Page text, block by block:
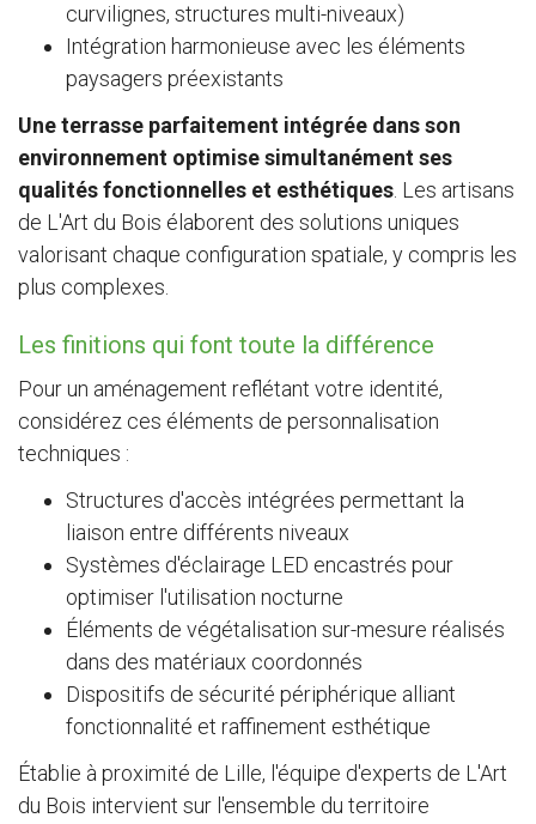
curvilignes, structures multi-niveaux)
Intégration harmonieuse avec les éléments
paysagers préexistants
Une terrasse parfaitement intégrée dans son
environnement optimise simultanément ses
qualités fonctionnelles et esthétiques. Les artisans
de L'Art du Bois élaborent des solutions uniques
valorisant chaque configuration spatiale, y compris les
plus complexes.
Les finitions qui font toute la différence
Pour un aménagement reflétant votre identité,
considérez ces éléments de personnalisation
techniques :
Structures d'accès intégrées permettant la
liaison entre différents niveaux
Systèmes d'éclairage LED encastrés pour
optimiser l'utilisation nocturne
Éléments de végétalisation sur-mesure réalisés
dans des matériaux coordonnés
Dispositifs de sécurité périphérique alliant
fonctionnalité et raffinement esthétique
Établie à proximité de Lille, l'équipe d'experts de L'Art
du Bois intervient sur l'ensemble du territoire